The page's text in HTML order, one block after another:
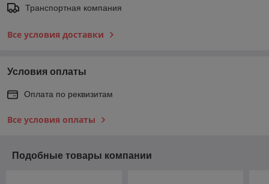
Транспортная компания
Все условия доставки
Условия оплаты
Оплата по реквизитам
Все условия оплаты
Подобные товары компании